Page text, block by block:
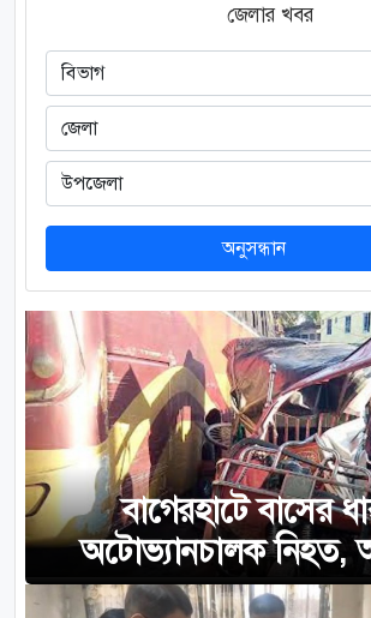
জেলার খবর
অনুসন্ধান
বাগেরহাটে বাসের
অটোভ্যানচালক